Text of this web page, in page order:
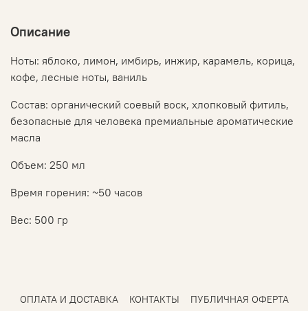
Описание
Ноты: яблоко, лимон, имбирь, инжир, карамель, корица,
кофе, лесные ноты, ваниль
Состав: органический соевый воск, хлопковый фитиль,
безопасные для человека премиальные ароматические
масла
Объем: 250 мл
Время горения: ~50 часов
Вес: 500 гр
ОПЛАТА И ДОСТАВКА КОНТАКТЫ ПУБЛИЧНАЯ ОФЕРТА